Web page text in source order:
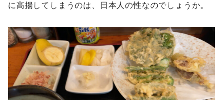
に高揚してしまうのは、日本人の性なのでしょうか。